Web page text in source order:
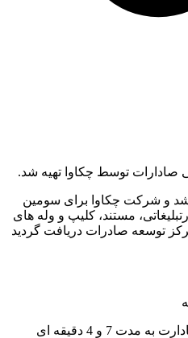
صادارات توسط چکاوا تهیه شد.
و شرکت چکاوا برای سومین
مستند، کلیپ و وله های
توسعه صادرات دریافت گردید
7 و 4 دقیقه ای